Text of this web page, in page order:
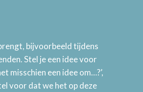
bijvoorbeeld tijdens
Stel je een idee voor
misschien een idee om…?’,
voor dat we het op deze